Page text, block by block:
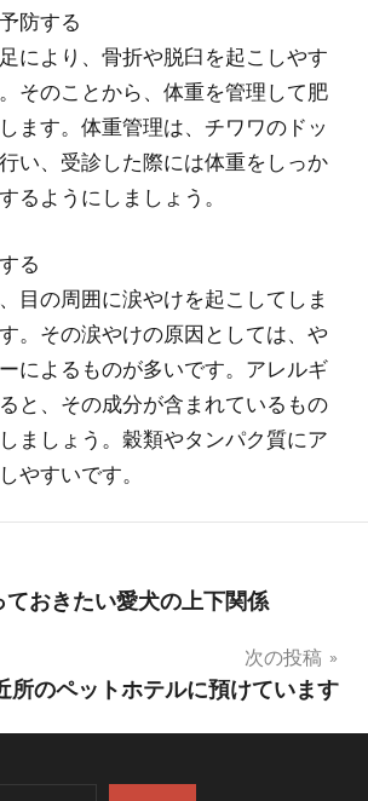
防する
により、骨折や脱臼を起こしやす
そのことから、体重を管理して肥
ます。体重管理は、チワワのドッ
い、受診した際には体重をしっか
るようにしましょう。
る
目の周囲に涙やけを起こしてしま
。その涙やけの原因としては、や
によるものが多いです。アレルギ
と、その成分が含まれているもの
ましょう。穀類やタンパク質にア
やすいです。
ておきたい愛犬の上下関係
次の投稿
所のペットホテルに預けています